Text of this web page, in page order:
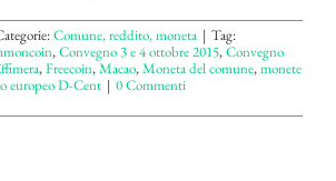
Comune, reddito, moneta | Tag:
,Convegno 3 e 4 ottobre 2015,Convegno
,Freecoin,Macao,Moneta del comune,monete
europeo D-Cent | 0 Commenti